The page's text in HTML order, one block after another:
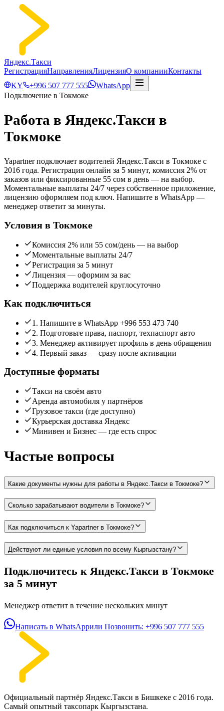
Яндекс.Такси
РегистрацияНаправленияЛицензияО компанииКонтакты
KY
+996 507 777 555
WhatsApp
Подключение в Токмоке
Работа в Яндекс.Такси в
Токмоке
Yapartner подключает водителей Яндекс.Такси в Токмоке с
2016 года. Регистрация онлайн за 5 минут, комиссия 2% от
заказов или фиксированные 55 сом в день — на выбор.
Моментальные выплаты 24/7 через собственное приложение,
лицензию оформляем под ключ. Напишите в WhatsApp —
менеджер ответит за минуты.
Условия в Токмоке
Комиссия 2% или 55 сом/день — на выбор
Моментальные выплаты 24/7
Регистрация за 5 минут
Лицензия — оформим за вас
Поддержка водителей круглосуточно
Как подключиться
1. Напишите в WhatsApp +996 553 473 740
2. Подготовьте права, паспорт, техпаспорт авто
3. Менеджер активирует профиль в день обращения
4. Первый заказ — сразу после активации
Доступные форматы
Такси на своём авто
Аренда автомобиля у партнёров
Грузовое такси (где доступно)
Курьерская доставка Яндекс
Минивен и Бизнес — где есть спрос
Частые вопросы
Какие документы нужны для работы в Яндекс.Такси в Токмоке?
Сколько зарабатывают водители в Токмоке?
Как подключиться к Yapartner в Токмоке?
Действуют ли единые условия по всему Кыргызстану?
Подключитесь к Яндекс.Такси в Токмоке
за 5 минут
Менеджер ответит в течение нескольких минут
Написать в WhatsAppили Позвонить: +996 507 777 555
Официальный партнёр Яндекс.Такси в Бишкеке с 2016 года.
Самый опытный таксопарк Кыргызстана.